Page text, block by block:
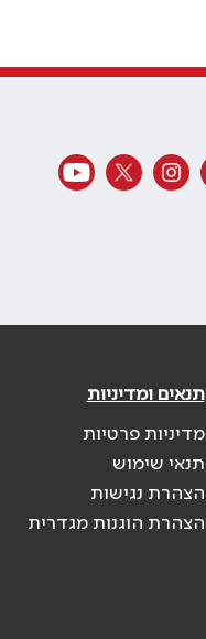
תנאים ומדיניות
מדיניות פרטיות
תנאי שימוש
הצהרת נגישות
הצהרת הוגנות מגדרית